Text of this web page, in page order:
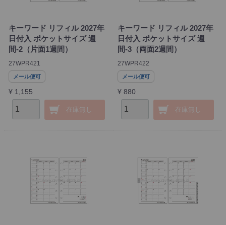
キーワード リフィル 2027年
日付入 ポケットサイズ 週
間-2（片面1週間）
27WPR421
メール便可
¥ 1,155
在庫無し
キーワード リフィル 2027年
日付入 ポケットサイズ 週
間-3（両面2週間）
27WPR422
メール便可
¥ 880
在庫無し